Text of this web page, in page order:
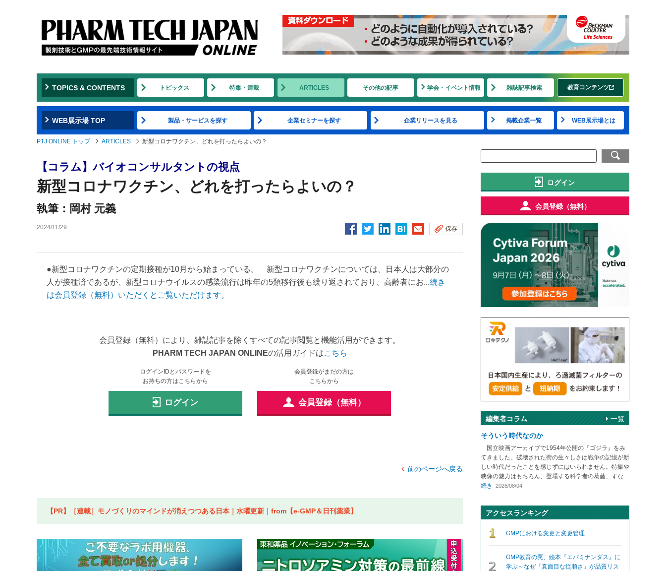
TOPICS & CONTENTS トピックス 特集・連載 ARTICLES その他の記事 学会・イベント情報 雑誌記事検索 教育コンテンツ
WEB展示場 TOP 製品・サービスを探す 企業セミナーを探す 企業リリースを見る 掲載企業一覧 WEB展示場とは
PTJ ONLINE トップ ARTICLES 新型コロナワクチン、どれを打ったらよいの？
【コラム】バイオコンサルタントの視点
新型コロナワクチン、どれを打ったらよいの？
執筆：岡村 元義
2024/11/29 保存
●新型コロナワクチンの定期接種が10月から始まっている。 新型コロナワクチンについては、日本人は大部分の
人が接種済であるが、新型コロナウイルスの感染流行は昨年の5類移行後も繰り返されており、高齢者にお...続き
は会員登録（無料）いただくとご覧いただけます。
会員登録（無料）により、雑誌記事を除くすべての記事閲覧と機能活用ができます。
PHARM TECH JAPAN ONLINEの活用ガイドはこちら
ログインIDとパスワードを
お持ちの方はこちらから
ログイン
会員登録がまだの方は
こちらから
会員登録（無料）
前のページへ戻る
【PR】［連載］モノづくりのマインドが消えつつある日本｜水曜更新｜from【e-GMP＆日刊薬業】
ログイン
会員登録（無料）
編集者コラム
そういう時代なのか
国立映画アーカイブで1954年公開の『ゴジラ』をみ
てきました。破壊された街の生々しさは戦争の記憶が新
しい時代だったことを感じずにはいられません。特撮や
映像の魅力はもちろん、登場する科学者の葛藤、すな ...
続き
2026/08/04
一覧
アクセスランキング
GMPにおける変更と変更管理
GMP教育の罠、絵本『エパミナンダス』に
学ぶ～なぜ「真面目な従順さ」が品質リス